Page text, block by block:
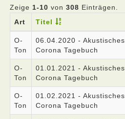
Zeige 1-10 von 308 Einträgen.
Art
Titel
O-
Ton
06.04.2020 - Akustisches
Corona Tagebuch
O-
Ton
01.01.2021 - Akustisches
Corona Tagebuch
O-
Ton
01.02.2021 - Akustisches
Corona Tagebuch